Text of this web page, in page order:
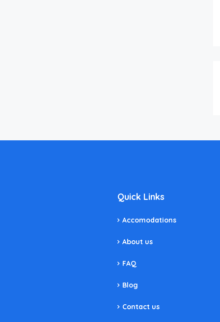
Quick Links
Accomodations
About us
FAQ
Blog
Contact us